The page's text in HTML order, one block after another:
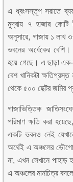
এ ধ্বংসস্তূপ সরাতে ব্যয়
মুদ্রায় ৭ হাজার কোটি
অনুসারে, গাজায় ১ লাখ
ভবনের অর্ধেকের
হয়ে গেছে। এ ছাড়া এক-
বেশ খানিকটা
থেকে ৫০০ হেক্টর জমির
গাজাভিত্তিক
পরিমাণ ক্ষতি করা
একটি ভবনও নেই
অর্থেই এ অঞ্চলের
না, এখন সেখানে পাহাড়
এ অঞ্চলের মানচিত্র